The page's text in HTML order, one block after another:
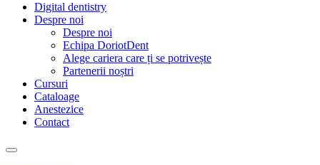
Digital dentistry
Despre noi
Despre noi
Echipa DoriotDent
Alege cariera care ți se potrivește
Partenerii noștri
Cursuri
Cataloage
Anestezice
Contact